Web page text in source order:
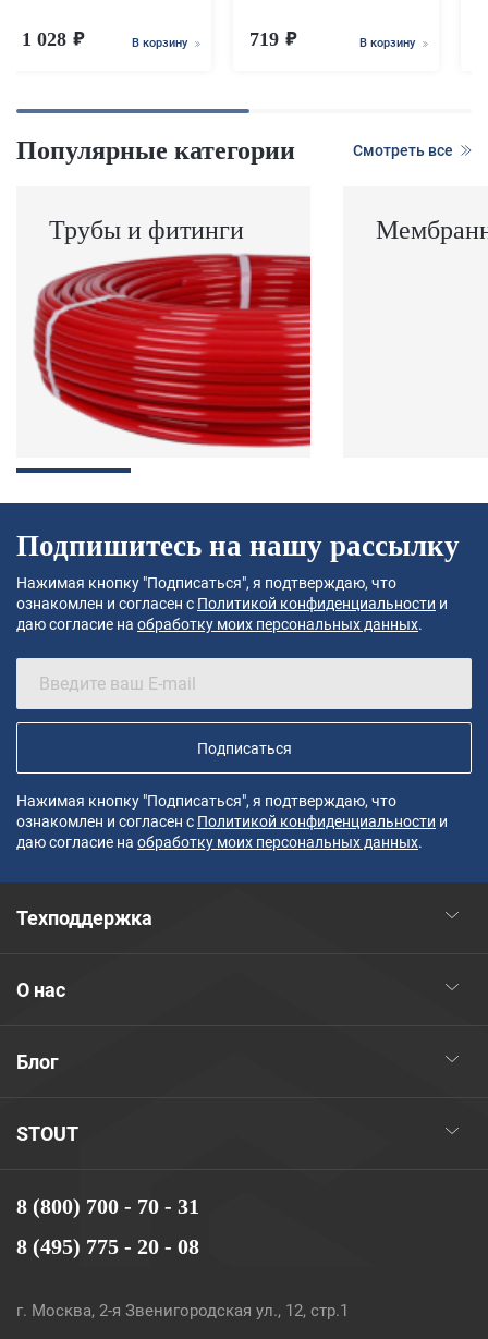
1 028 В корзину 719 В корзину
Популярные категории Смотреть все
Трубы и фитинги
Подпишитесь на нашу рассылку
Нажимая кнопку "Подписаться", я подтверждаю, что
ознакомлен и согласен с Политикой конфиденциальности и
даю согласие на обработку моих персональных данных.
Подписаться
Нажимая кнопку "Подписаться", я подтверждаю, что
ознакомлен и согласен с Политикой конфиденциальности и
даю согласие на обработку моих персональных данных.
8 (800) 700 - 70 - 31
8 (495) 775 - 20 - 08
г. Москва, 2-я Звенигородская ул., 12, стр.1
STOUT
Блог
О нас
Техподдержка